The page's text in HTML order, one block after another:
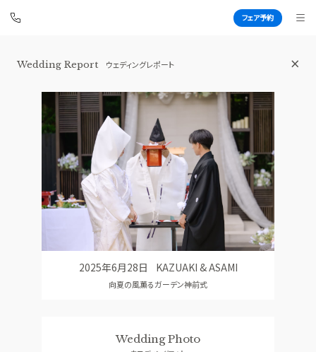
フェア予約
白金迎賓館 アートグレイスクラブ
TOP
トップ
BRIDAL FAIR
ブライダルフェア
WEDDING REPORT
体験者レポート
PHOTO GALLERY
フォトギャラリー
プラン
CEREMONY
挙式
PARTY CUISINE
料理
Wedding Report ウェディングレポート
2025年6月28日 KAZUAKI & ASAMI
向夏の風薫るガーデン神前式
Wedding Photo